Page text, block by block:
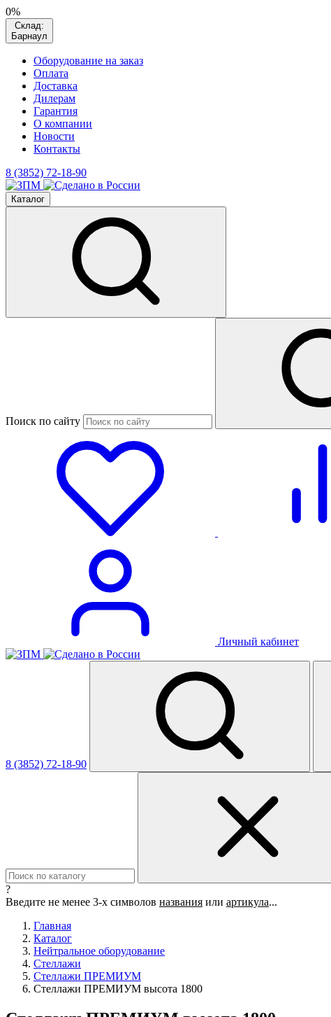
0%
Склад:
Барнаул
Оборудование на заказ
Оплата
Доставка
Дилерам
Гарантия
О компании
Новости
Контакты
8 (3852) 72-18-90
Каталог
Поиск по сайту
Личный кабинет
8 (3852) 72-18-90
?
Введите не менее 3-х символов названия или артикула...
Главная
Каталог
Нейтральное оборудование
Стеллажи
Стеллажи ПРЕМИУМ
Стеллажи ПРЕМИУМ высота 1800